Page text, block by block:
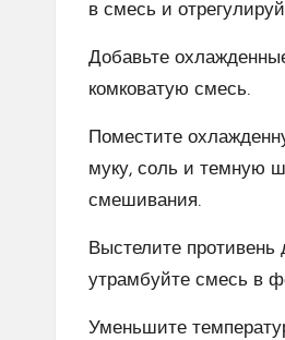
в смесь и
Добавьте
комковатую смесь.
Поместите
муку, соль и темную
смешивания.
Выстелите
утрамбуйте смесь в
Уменьшите